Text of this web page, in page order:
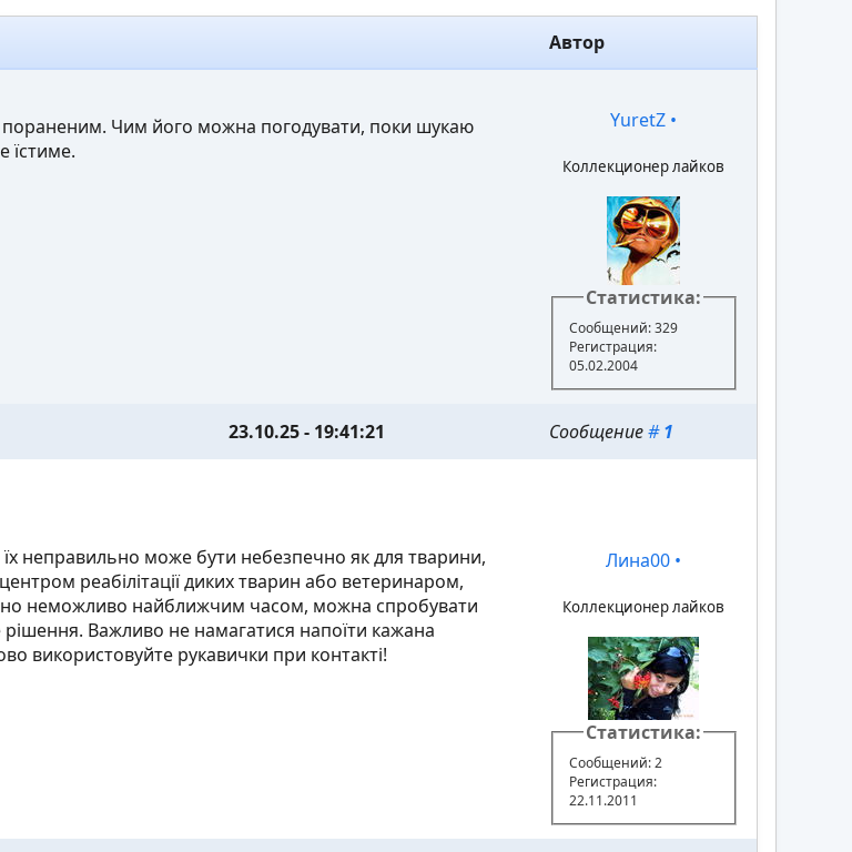
Автор
Чим його можна погодувати, поки шукаю
їстиме.
YuretZ •
Коллекционер лайков
Статистика:
Сообщений: 329
Регистрация:
05.02.2004
23.10.25 - 19:41:21 Сообщение#1
неправильно може бути небезпечно як для тварини,
реабілітації диких тварин або ветеринаром,
неможливо найближчим часом, можна спробувати
Важливо не намагатися напоїти кажана
використовуйте рукавички при контакті!
Лина00 •
Коллекционер лайков
Статистика:
Сообщений: 2
Регистрация:
22.11.2011